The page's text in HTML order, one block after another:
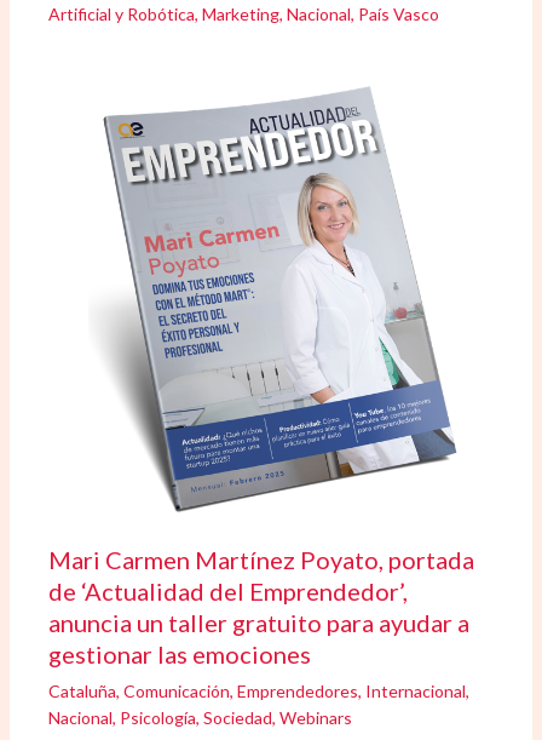
Artificial y Robótica,Marketing,Nacional, País Vasco
Mari Carmen Martínez Poyato, portada
de ‘Actualidad del Emprendedor’,
anuncia un taller gratuito para ayudar a
gestionar las emociones
Cataluña,Comunicación,Emprendedores, Internacional,
Nacional, Psicología,Sociedad,Webinars